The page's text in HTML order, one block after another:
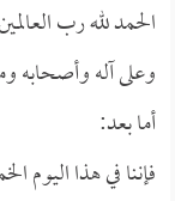
الحمد لله رب
وعلى آله وأصحابه
أما بعد:
فإننا في هذا